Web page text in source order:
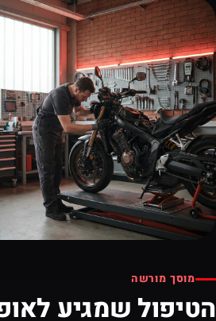
מוסך מורשה
הטיפול שמגיע